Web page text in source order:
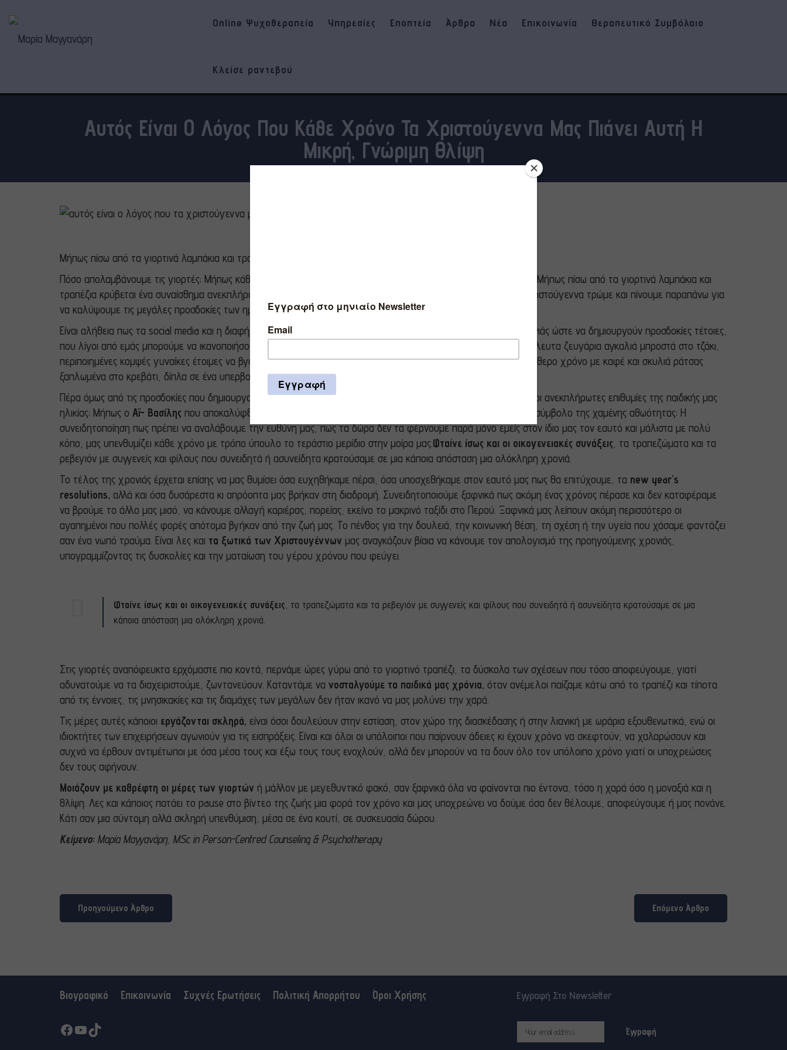
Online Ψυχοθεραπεία Υπηρεσίες Εποπτεία Άρθρα Νέα Επικοινωνία Θεραπευτικό Συμβόλαιο
Κλείσε ραντεβού
Αυτός Είναι Ο Λόγος Που Κάθε Χρόνο Τα Χριστούγεννα Μας Πιάνει Αυτή Η
Μικρή, Γνώριμη Θλίψη
Μήπως πίσω από τα γιορτινά λαμπάκια και τραπέζια κρύβεται ένα συναίσθημα ανεκπλήρωτου;
Πόσο απολαμβάνουμε τις γιορτές; Μήπως κάθε χρόνο τα Χριστούγεννα μας πιάνει αυτή η μικρή,
Μήπως πίσω από τα γιορτινά λαμπάκια και
τραπέζια κρύβεται ένα συναίσθημα ανεκπλήρωτου; Κάτι σαν κενό κουτί μέσα σε χρυσό περιτύλιγμα; Μήπως τα Χριστούγεννα τρώμε και πίνουμε παραπάνω για
να καλύψουμε τις μεγάλες προσδοκίες των ημερών;
Είναι αλήθεια πως τα social media και η διαφήμιση προβάλλουν τις γιορτές των Χριστουγέννων και της Πρωτοχρονιάς ώστε να δημιουργούν προσδοκίες τέτοιες,
που λίγοι από εμάς μπορούμε να ικανοποιήσουμε:
στολισμένα με πανάκριβο στυλ σπίτια, αξιοζήλευτα ζευγάρια αγκαλιά μπροστά στο τζάκι,
περιποιημένες κομψές γυναίκες έτοιμες να βγουν για ρεβεγιόν ή χαλαρά νεαρά μοντέλα που απολαμβάνουν ελεύθερο χρόνο με καφέ και σκυλιά ράτσας
ξαπλωμένα στο κρεβάτι, δίπλα σε ένα υπερβολικά στολισμένο δέντρο.
Πέρα όμως από τις προσδοκίες που δημιουργούν τα social media σήμερα, μήπως μας απογοητεύουν περισσότερο οι ανεκπλήρωτες επιθυμίες της παιδικής μας
ηλικίας; Μήπως ο Αϊ- Βασίλης που αποκαλύφθηκε πως ήταν τρικ των γονιών και των εταιρειών παιχνιδιών είναι το σύμβολο της χαμένης αθωότητας; Η
συνειδητοποίηση πως πρέπει να αναλάβουμε την ευθύνη μας, πως τα δώρα δεν τα φέρνουμε παρά μόνο εμείς στον ίδιο μας τον εαυτό και μάλιστα με πολύ
κόπο, μας υπενθυμίζει κάθε χρόνο με τρόπο ύπουλο το τεράστιο μερίδιο στην μοίρα μας. Φταίνε ίσως και οι οικογενειακές συνάξεις , τα τραπεζώματα και τα
ρεβεγιόν με συγγενείς και φίλους που συνειδητά ή ασυνείδητα κρατούσαμε σε μια κάποια απόσταση μια ολόκληρη χρονιά.
Το τέλος της χρονιάς έρχεται επίσης να μας θυμίσει όσα ευχηθήκαμε πέρσι, όσα υποσχεθήκαμε στον εαυτό μας πως θα επιτύχουμε, τα new year’s
resolutions, αλλά και όσα δυσάρεστα κι απρόοπτα μας βρήκαν στη διαδρομή. Συνειδητοποιούμε ξαφνικά πως ακόμη ένας χρόνος πέρασε και δεν καταφέραμε
να βρούμε το άλλο μας μισό, να κάνουμε αλλαγή καριέρας, πορείας, εκείνο το μακρινό ταξίδι στο Περού. Ξαφνικά μας λείπουν ακόμη περισσότερο οι
αγαπημένοι που πολλές φορές απότομα βγήκαν από την ζωή μας. Το πένθος για την δουλειά, την κοινωνική θέση, τη σχέση ή την υγεία που χάσαμε φαντάζει
σαν ένα νωπό τραύμα. Είναι λες και τα ξωτικά των Χριστουγέννων μας αναγκάζουν βίαια να κάνουμε τον απολογισμό της προηγούμενης χρονιάς,
υπογραμμίζοντας τις δυσκολίες και την ματαίωση του γέρου χρόνου που φεύγει.
Φταίνε ίσως και οι οικογενειακές συνάξεις , τα τραπεζώματα και τα ρεβεγιόν με συγγενείς και φίλους που συνειδητά ή ασυνείδητα κρατούσαμε σε μια
κάποια απόσταση μια ολόκληρη χρονιά.
Στις γιορτές αναπόφευκτα ερχόμαστε πιο κοντά, περνάμε ώρες γύρω από το γιορτινό τραπέζι, τα δύσκολα των σχέσεων που τόσο αποφεύγουμε, γιατί
αδυνατούμε να τα διαχειριστούμε, ζωντανεύουν. Καταντάμε να νοσταλγούμε τα παιδικά μας χρόνια, όταν ανέμελοι παίζαμε κάτω από το τραπέζι και τίποτα
από τις έννοιες, τις μνησικακίες και τις διαμάχες των μεγάλων δεν ήταν ικανό να μας μολύνει την χαρά.
Τις μέρες αυτές κάποιοι εργάζονται σκληρά, είναι όσοι δουλεύουν στην εστίαση, στον χώρο της διασκέδασης ή στην λιανική με ωράρια εξουθενωτικά, ενώ οι
ιδιοκτήτες των επιχειρήσεων αγωνιούν για τις εισπράξεις. Είναι και όλοι οι υπόλοιποι που παίρνουν άδειες κι έχουν χρόνο να σκεφτούν, να χαλαρώσουν και
συχνά να έρθουν αντιμέτωποι με όσα μέσα τους και έξω τους τους ενοχλούν, αλλά δεν μπορούν να τα δουν όλο τον υπόλοιπο χρόνο γιατί οι υποχρεώσεις
δεν τους αφήνουν.
Μοιάζουν με καθρέφτη οι μέρες των γιορτών ή μάλλον με μεγεθυντικό φακό, σαν ξαφνικά όλα να φαίνονται πιο έντονα, τόσο η χαρά όσο η μοναξιά και η
θλίψη. Λες και κάποιος πατάει το pause στο βίντεο της ζωής μια φορά τον χρόνο και μας υποχρεώνει να δούμε όσα δεν θέλουμε, αποφεύγουμε ή μας πονάνε.
Κάτι σαν μια σύντομη αλλά σκληρή υπενθύμιση, μέσα σε ένα κουτί, σε συσκευασία δώρου.
Κείμενο: Μαρία Μαγγανάρη, MSc in Person-Centred Counseling & Psychotherapy
Προηγούμενο Άρθρο Επόμενο Άρθρο
Βιογραφικό Επικοινωνία Συχνές Ερωτήσεις Πολιτική Απορρήτου Όροι Χρήσης
Facebook
YouTube
TikTok
Εγγραφή Στο Newsletter